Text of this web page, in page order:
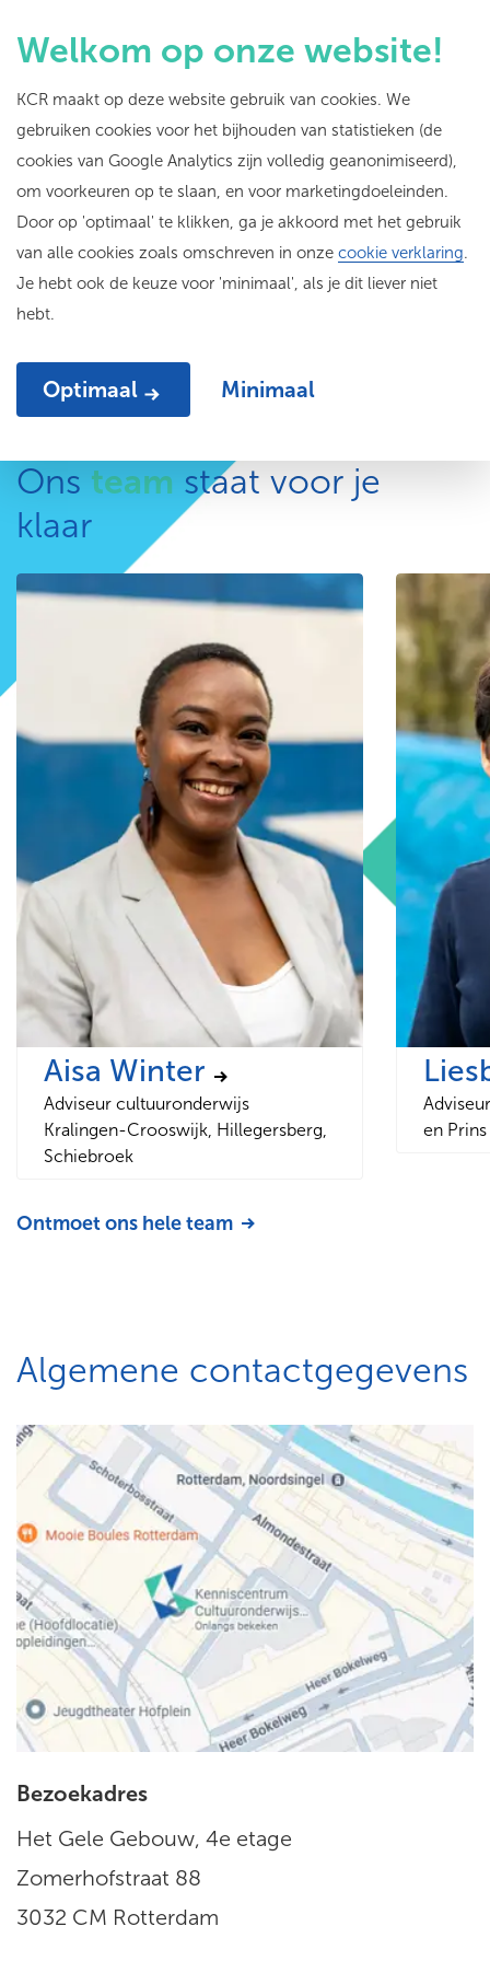
Welkom op onze website!
KCR maakt op deze website gebruik van cookies. We
gebruiken cookies voor het bijhouden van statistieken (de
cookies van Google Analytics zijn volledig geanonimiseerd),
om voorkeuren op te slaan, en voor marketingdoeleinden.
Door op 'optimaal' te klikken, ga je akkoord met het gebruik
van alle cookies zoals omschreven in onze cookie verklaring.
Je hebt ook de keuze voor 'minimaal', als je dit liever niet
hebt.
Optimaal Minimaal
Neemcontactmet
ons op
Heb je een vraag over onze programma’s,
diensten of evenementen? Of wil je meer
We helpen je graag!
Ons team staat voor je
klaar
Aisa Winter
Adviseur cultuuronderwijs
Kralingen-Crooswijk, Hillegersberg,
Schiebroek
en
Ontmoet ons hele team
Algemene contactgegevens
Bezoekadres
Het Gele Gebouw, 4e etage
Zomerhofstraat 88
3032 CM Rotterdam